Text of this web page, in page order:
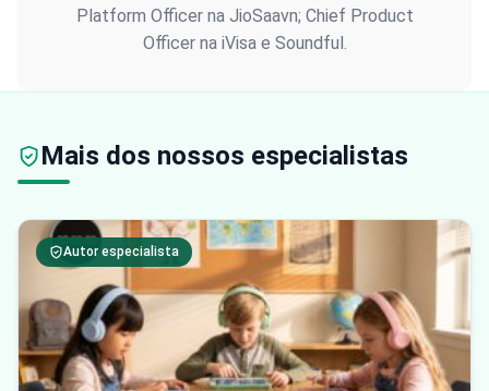
Platform Officer na JioSaavn; Chief Product
Officer na iVisa e Soundful.
Mais dos nossos especialistas
Autor especialista